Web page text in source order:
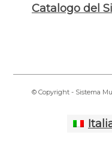
Catalogo del
© Copyright - Sistema